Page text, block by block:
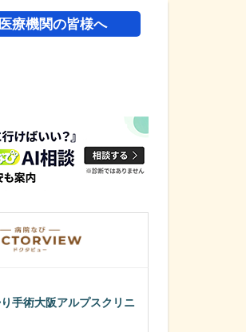
医療機関の皆様へ
手術大阪アルプスクリニ